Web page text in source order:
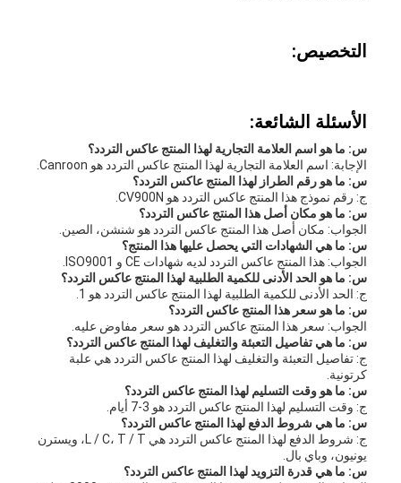
التخصيص:
الأسئلة الشائعة:
س: ما هو اسم العلامة التجارية لهذا المنتج عاكس التردد؟
الإجابة: اسم العلامة التجارية لهذا المنتج عاكس التردد هو Canroon.
س: ما هو رقم الطراز لهذا المنتج عاكس التردد؟
ج: رقم نموذج هذا المنتج عاكس التردد هو CV900N.
س: ما هو مكان أصل هذا المنتج عاكس التردد؟
الجواب: مكان أصل هذا المنتج عاكس التردد هو شنشن، الصين.
س: ما هي الشهادات التي يحصل عليها هذا المنتج؟
الجواب: هذا المنتج عاكس التردد لديه شهادات CE و ISO9001.
س: ما هو الحد الأدنى للكمية الطلبية لهذا المنتج عاكس التردد؟
ج: الحد الأدنى للكمية الطلبية لهذا المنتج عاكس التردد هو 1.
س: ما هو سعر هذا المنتج عاكس التردد؟
الجواب: سعر هذا المنتج عاكس التردد هو سعر مفاوض عليه.
س: ما هي تفاصيل التعبئة والتغليف لهذا المنتج عاكس التردد؟
ج: تفاصيل التعبئة والتغليف لهذا المنتج عاكس التردد هي علبة
كرتونية.
س: ما هو وقت التسليم لهذا المنتج عاكس التردد؟
ج: وقت التسليم لهذا المنتج عاكس التردد هو 3-7 أيام.
س: ما هي شروط الدفع لهذا المنتج عاكس التردد؟
ج: شروط الدفع لهذا المنتج عاكس التردد هي L / C، T / T، ويسترن
يونيون، وباي بال.
س: ما هي قدرة التزويد لهذا المنتج عاكس التردد؟